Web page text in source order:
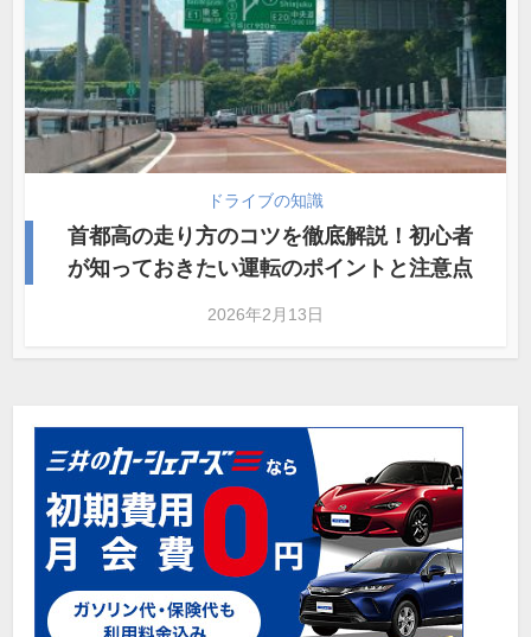
ドライブの知識
首都高の走り方のコツを徹底解説！初心者
が知っておきたい運転のポイントと注意点
2026年2月13日